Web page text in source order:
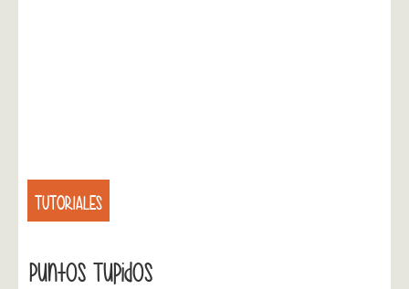
TUTORIALES
Puntos Tupidos